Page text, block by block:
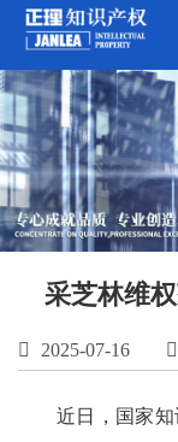
采芝林维
 2025-07-16 
近日，国家知